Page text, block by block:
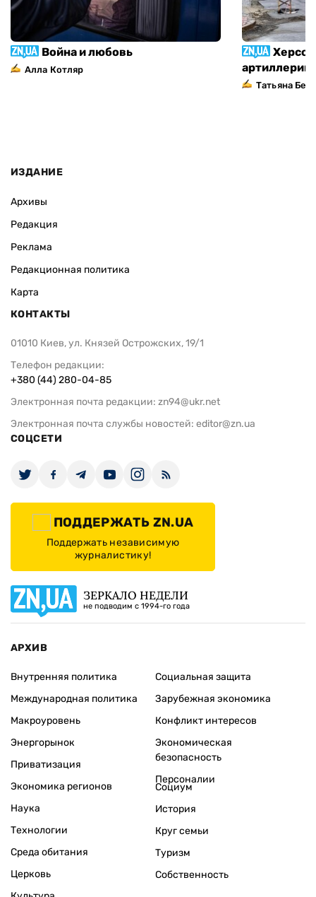
Война и любовь
Алла Котляр
Татьяна
ИЗДАНИЕ
Архивы
Редакция
Реклама
Редакционная политика
Карта
КОНТАКТЫ
01010 Киев, ул. Князей Острожских, 19/1
Телефон редакции:
+380 (44) 280-04-85
Электронная почта редакции: zn94@ukr.net
Электронная почта службы новостей: editor@zn.ua
СОЦСЕТИ
ПОДДЕРЖАТЬ ZN.UA
Поддержать независимую
журналистику!
ЗЕРКАЛО НЕДЕЛИ
не подводим с 1994-го года
АРХИВ
Внутренняя политика
Международная политика
Макроуровень
Энергорынок
Приватизация
Экономика регионов
Социальная защита
Зарубежная экономика
Конфликт интересов
Экономическая
безопасность
Персоналии
Наука
Технологии
Среда обитания
Церковь
Социум
История
Круг семьи
Туризм
Собственность